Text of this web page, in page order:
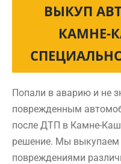
ВЫКУП
КАМНЕ-
Попали в аварию и не
поврежденным
после ДТП в Камне-
решение. Мы выкупаем
повреждениями